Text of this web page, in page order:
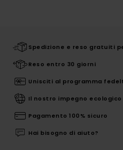
Spedizione e reso gratuiti
Reso entro 30 giorni
Unisciti al programma
Il nostro impegno ecologico
Pagamento 100% sicuro
Hai bisogno di aiuto?